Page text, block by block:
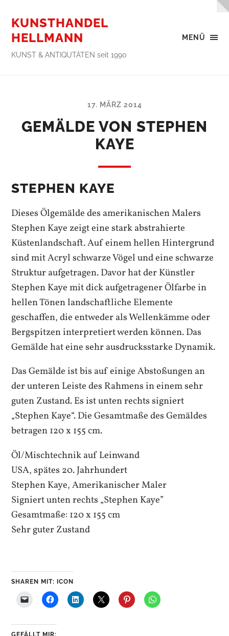
MENÜ
KUNSTHANDEL
HELLMANN
KUNST & ANTIQUTÄTEN seit 1990
17. MÄRZ 2014
GEMÄLDE VON STEPHEN
KAYE
STEPHEN KAYE
Dieses Ölgemälde des amerikanischen Malers
Stephen Kaye zeigt eine stark abstrahierte
Küstenlandschaft. Auf einem hellen Hintergrund
sind mit Acryl schwarze Vögel und eine schwarze
Struktur aufgetragen. Davor hat der Künstler
Stephen Kaye mit dick aufgetragener Ölfarbe in
hellen Tönen landschaftliche Elemente
geschaffen, die entweder als Wellenkämme oder
Bergspitzen interpretiert werden können. Das
Gemälde hat eine sehr ausdrucksstarke Dynamik.
Das Gemälde ist bis auf einige Abstoßungen an
der unteren Leiste des Rahmens in einem sehr
guten Zustand. Es ist unten rechts signiert
„Stephen Kaye“. Die Gesamtmaße des Gemäldes
betragen 120 x 155 cm.
Öl/Mischtechnik auf Leinwand
USA, spätes 20. Jahrhundert
Stephen Kaye, Amerikanischer Maler
Signiert unten rechts „Stephen Kaye”
Gesamtmaße: 120 x 155 cm
Sehr guter Zustand
SHAREN MIT: ICON
GEFÄLLT MIR: